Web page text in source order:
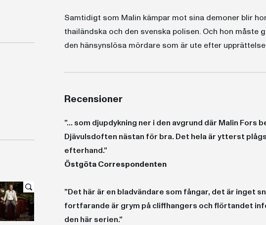
Samtidigt som Malin kämpar mot sina demoner blir
thailändska och den svenska polisen. Och hon
den hänsynslösa mördare som är ute efter
Recensioner
”... som djupdykning ner i den avgrund där Malin
Djävulsdoften nästan för bra. Det hela är ytterst
efterhand.”
Östgöta Correspondenten
”Det här är en bladvändare som fångar, det är inget
fortfarande är grym på cliffhangers och flörtandet
den här serien.”